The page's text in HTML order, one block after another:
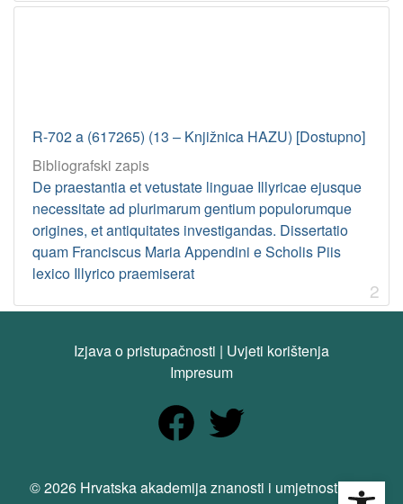
R-702 a (617265) (13 – Knjižnica HAZU) [Dostupno]
Bibliografski zapis
De praestantia et vetustate linguae Illyricae ejusque
necessitate ad plurimarum gentium populorumque
origines, et antiquitates investigandas. Dissertatio
quam Franciscus Maria Appendini e Scholis Piis
lexico Illyrico praemiserat
2
Izjava o pristupačnosti | Uvjeti korištenja
Impresum
© 2026 Hrvatska akademija znanosti i umjetnosti. Sva